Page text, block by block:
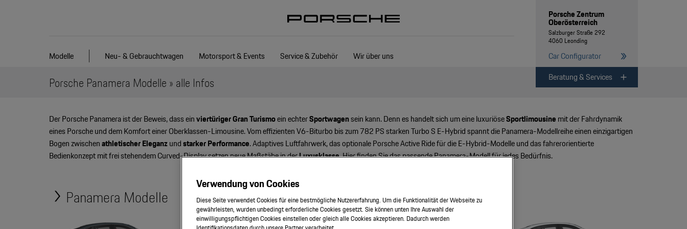
Modelle Neu- & Gebrauchtwagen Motorsport & Events Service & Zubehör Wir über uns
Porsche Zentrum
Oberösterreich
Salzburger Straße 292
4060 Leonding
Car Configurator
Beratung & Services
Porsche Panamera Modelle » alle Infos
Der Porsche Panamera ist der Beweis, dass einviertüriger Gran Turismoein echterSportwagensein kann. Denn es handelt sich um eine luxuriöseSportlimousine mit der Fahrdynamik
eines Porsche und dem Komfort einer Oberklassen-Limousine. Vom effizienten V6-Biturbo bis zum 782 PS starken Turbo S E-Hybrid spannt die Panamera-Modellreihe einen einzigartigen
Bogen zwischenathletischer Eleganzundstarker Performance. Adaptives Luftfahrwerk, das optionale Porsche Active Ride für die E-Hybrid-Modelle und das fahrerorientierte
Bedienkonzept mit frei stehendem Curved-Display setzen neue Maßstäbe in derLuxusklasse. Hier finden Sie das passende Panamera-Modell für jedes Bedürfnis.
Panamera Modelle
Verwendung von Cookies
Diese Seite verwendet Cookies für eine bestmögliche Nutzererfahrung. Um die Funktionalität der Webseite zu
gewährleisten, wurden unbedingt erforderliche Cookies gesetzt. Sie können unten Ihre Auswahl der
einwilligungspflichtigen Cookies einstellen oder gleich alle Cookies akzeptieren. Dadurch werden